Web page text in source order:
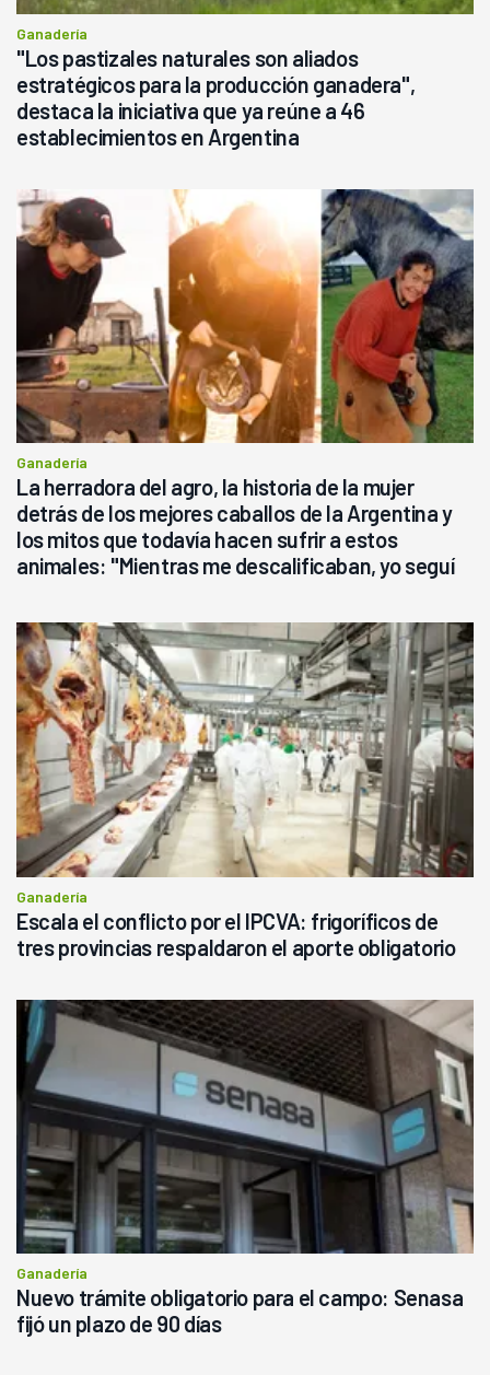
Ganadería
"Los pastizales naturales son aliados
estratégicos para la producción ganadera",
destaca la iniciativa que ya reúne a 46
establecimientos en Argentina
Ganadería
La herradora del agro, la historia de la mujer
detrás de los mejores caballos de la Argentina y
los mitos que todavía hacen sufrir a estos
animales: "Mientras me descalificaban, yo seguí
Ganadería
Escala el conflicto por el IPCVA: frigoríficos de
tres provincias respaldaron el aporte obligatorio
Ganadería
Nuevo trámite obligatorio para el campo: Senasa
fijó un plazo de 90 días